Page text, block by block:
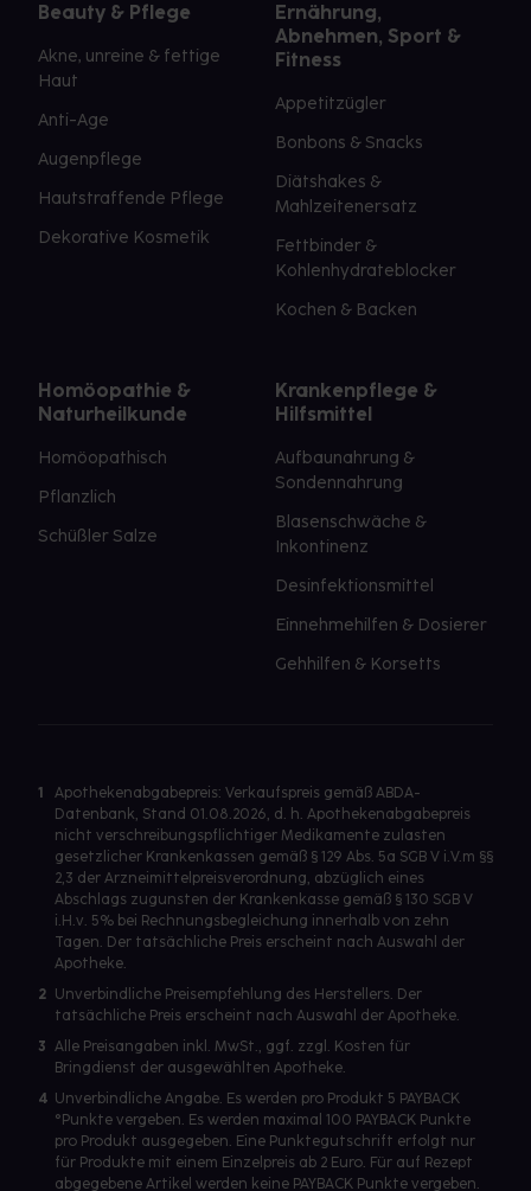
Beauty & Pflege
Akne, unreine & fettige
Haut
Anti-Age
Augenpflege
Hautstraffende Pflege
Dekorative Kosmetik
Ernährung,
Abnehmen, Sport &
Fitness
Appetitzügler
Bonbons & Snacks
Diätshakes &
Mahlzeitenersatz
Fettbinder &
Kohlenhydrateblocker
Kochen & Backen
Homöopathie &
Naturheilkunde
Homöopathisch
Pflanzlich
Schüßler Salze
Krankenpflege &
Hilfsmittel
Aufbaunahrung &
Sondennahrung
Blasenschwäche &
Inkontinenz
Desinfektionsmittel
Einnehmehilfen & Dosierer
Gehhilfen & Korsetts
1
Apothekenabgabepreis: Verkaufspreis gemäß ABDA-
Datenbank, Stand 01.08.2026, d. h. Apothekenabgabepreis
nicht verschreibungspflichtiger Medikamente zulasten
gesetzlicher Krankenkassen gemäß § 129 Abs. 5a SGB V i.V.m §§
2,3 der Arzneimittelpreisverordnung, abzüglich eines
Abschlags zugunsten der Krankenkasse gemäß § 130 SGB V
i.H.v. 5% bei Rechnungsbegleichung innerhalb von zehn
Tagen. Der tatsächliche Preis erscheint nach Auswahl der
Apotheke.
2 Unverbindliche Preisempfehlung des Herstellers. Der
tatsächliche Preis erscheint nach Auswahl der Apotheke.
3 Alle Preisangaben inkl. MwSt., ggf. zzgl. Kosten für
Bringdienst der ausgewählten Apotheke.
4 Unverbindliche Angabe. Es werden pro Produkt 5 PAYBACK
°Punkte vergeben. Es werden maximal 100 PAYBACK Punkte
pro Produkt ausgegeben. Eine Punktegutschrift erfolgt nur
für Produkte mit einem Einzelpreis ab 2 Euro. Für auf Rezept
abgegebene Artikel werden keine PAYBACK Punkte vergeben.